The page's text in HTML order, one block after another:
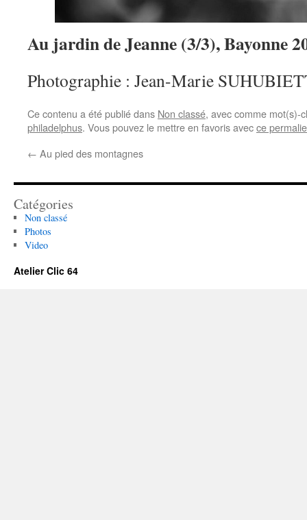
Au jardin de Jeanne (3/3), Bayonne
Photographie : Jean-Marie
Ce contenu a été publié dans Non classé, avec comme mot(s)-
philadelphus. Vous pouvez le mettre en favoris avecce
← Au pied des montagnes
Catégories
Non classé
Photos
Video
Atelier Clic 64